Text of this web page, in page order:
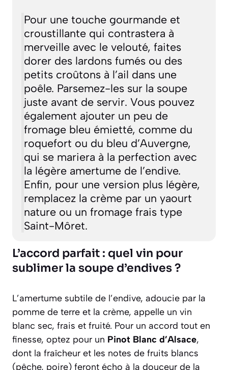
Pour une touche gourmande et
croustillante qui contrastera à
merveille avec le velouté, faites
dorer des lardons fumés ou des
petits croûtons à l’ail dans une
poêle. Parsemez-les sur la soupe
juste avant de servir. Vous pouvez
également ajouter un peu de
fromage bleu émietté, comme du
roquefort ou du bleu d’Auvergne,
qui se mariera à la perfection avec
la légère amertume de l’endive.
Enfin, pour une version plus légère,
remplacez la crème par un yaourt
nature ou un fromage frais type
Saint-Môret.
L’accord parfait : quel vin pour
sublimer la soupe d’endives ?
L’amertume subtile de l’endive, adoucie par la
pomme de terre et la crème, appelle un vin
blanc sec, frais et fruité. Pour un accord tout en
finesse, optez pour un Pinot Blanc d’Alsace,
dont la fraîcheur et les notes de fruits blancs
(pêche, poire) feront écho à la douceur de la